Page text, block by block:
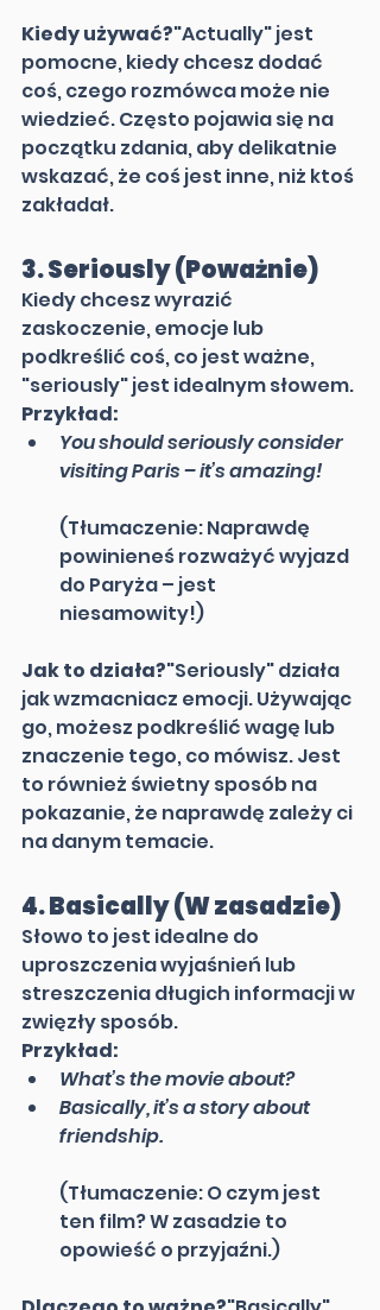
Kiedy używać?"Actually" jest
pomocne, kiedy chcesz dodać
coś, czego rozmówca może nie
wiedzieć. Często pojawia się na
początku zdania, aby delikatnie
wskazać, że coś jest inne, niż ktoś
zakładał.
3. Seriously (Poważnie)
Kiedy chcesz wyrazić
zaskoczenie, emocje lub
podkreślić coś, co jest ważne,
"seriously" jest idealnym słowem.
Przykład:
You should seriously consider
visiting Paris – it’s amazing!
(Tłumaczenie: Naprawdę
powinieneś rozważyć wyjazd
do Paryża – jest
niesamowity!)
Jak to działa?"Seriously" działa
jak wzmacniacz emocji. Używając
go, możesz podkreślić wagę lub
znaczenie tego, co mówisz. Jest
to również świetny sposób na
pokazanie, że naprawdę zależy ci
na danym temacie.
4. Basically (W zasadzie)
Słowo to jest idealne do
uproszczenia wyjaśnień lub
streszczenia długich informacji w
zwięzły sposób.
Przykład:
What’s the movie about?
Basically, it’s a story about
friendship.
(Tłumaczenie: O czym jest
ten film? W zasadzie to
opowieść o przyjaźni.)